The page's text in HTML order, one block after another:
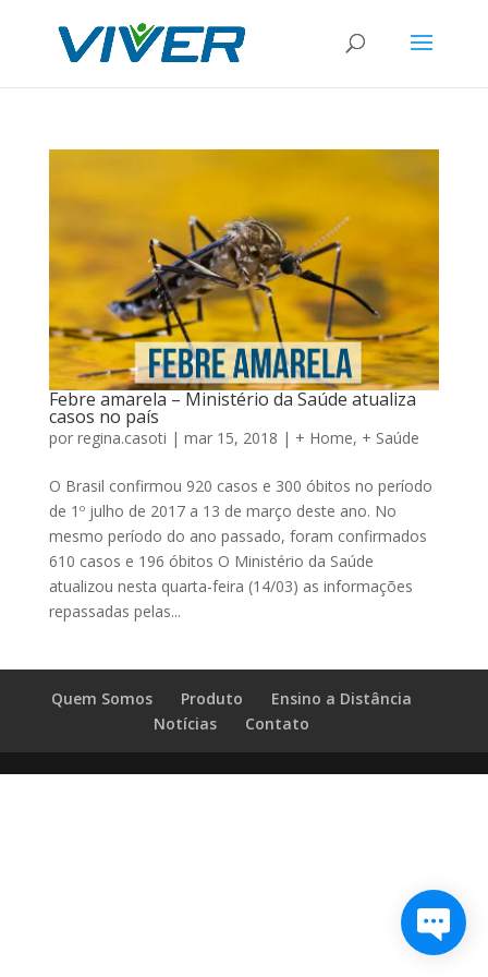
Febre amarela – Ministério da Saúde atualiza
casos no país
por regina.casoti | mar 15, 2018 | + Home, + Saúde
O Brasil confirmou 920 casos e 300 óbitos no período
de 1º julho de 2017 a 13 de março deste ano. No
mesmo período do ano passado, foram confirmados
610 casos e 196 óbitos O Ministério da Saúde
atualizou nesta quarta-feira (14/03) as informações
repassadas pelas...
Quem Somos Produto
Ensino a Distância
Notícias
Contato